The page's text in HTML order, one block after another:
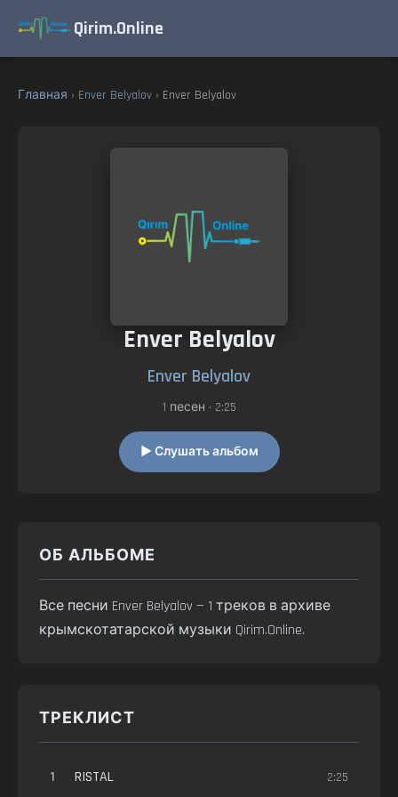
Qirim.Online
Главная › Enver Belyalov › Enver Belyalov
Enver Belyalov
Enver Belyalov
1 песен • 2:25
▶ Слушать альбом
ОБ АЛЬБОМЕ
Все песни Enver Belyalov — 1 треков в архиве
крымскотатарской музыки Qirim.Online.
ТРЕКЛИСТ
1 RISTAL 2:25